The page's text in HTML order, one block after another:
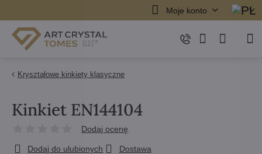
Moje konto
Kryształowe kinkiety klasyczne
Kinkiet EN144104
Dodaj ocenę
Dodaj do ulubionych Dostawa